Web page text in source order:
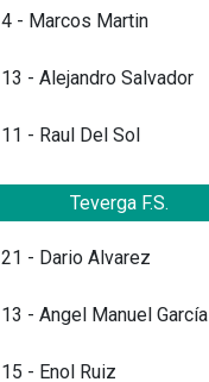
4 - Marcos Martin
13 - Alejandro Salvador
11 - Raul Del Sol
Teverga F.S.
21 - Dario Alvarez
13 - Angel Manuel García
15 - Enol Ruiz